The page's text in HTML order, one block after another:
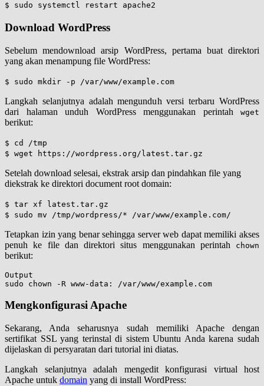
$ sudo systemctl restart apache2
Download WordPress
Sebelum mendownload arsip WordPress, pertama buat direktori
yang akan menampung file WordPress:
$ sudo mkdir -p /var/www/example.com
Langkah selanjutnya adalah mengunduh versi terbaru WordPress
dari halaman unduh WordPress menggunakan perintah wget
berikut:
$ cd /tmp
$ wget https://wordpress.org/latest.tar.gz
Setelah download selesai, ekstrak arsip dan pindahkan file yang
diekstrak ke direktori document root domain:
$ tar xf latest.tar.gz
$ sudo mv /tmp/wordpress/* /var/www/example.com/
Tetapkan izin yang benar sehingga server web dapat memiliki akses
penuh ke file dan direktori situs menggunakan perintah
chown
berikut:
Output
sudo chown -R www-data: /var/www/example.com
Mengkonfigurasi Apache
Sekarang, Anda seharusnya sudah memiliki Apache dengan
sertifikat SSL yang terinstal di sistem Ubuntu Anda karena sudah
dijelaskan di persyaratan dari tutorial ini diatas.
Langkah selanjutnya adalah mengedit konfigurasi virtual host
Apache untuk domain yang di install WordPress: